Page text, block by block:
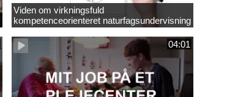
Viden om virkningsfuld
kompetenceorienteret naturfagsundervisning
04:01